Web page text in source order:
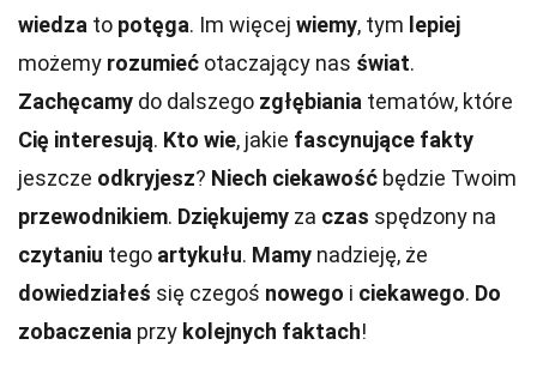
wiedza to potęga. Im więcej wiemy, tym lepiej
możemy rozumieć otaczający nas świat.
Zachęcamy do dalszego zgłębiania tematów, które
Cię interesują. Kto wie, jakie fascynujące fakty
jeszcze odkryjesz? Niech ciekawość będzie Twoim
przewodnikiem. Dziękujemy za czas spędzony na
czytaniu tego artykułu. Mamy nadzieję, że
dowiedziałeś się czegoś nowego i ciekawego. Do
zobaczenia przy kolejnych faktach!